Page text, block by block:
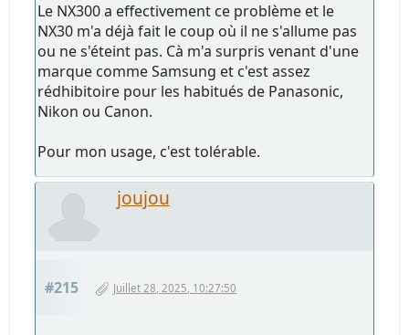
Le NX300 a effectivement ce problème et le
NX30 m'a déjà fait le coup où il ne s'allume pas
ou ne s'éteint pas. Cà m'a surpris venant d'une
marque comme Samsung et c'est assez
rédhibitoire pour les habitués de Panasonic,
Nikon ou Canon.
Pour mon usage, c'est tolérable.
joujou
#215 Juillet 28, 2025, 10:27:50